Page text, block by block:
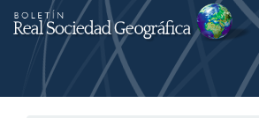
Salto
rápiso
a